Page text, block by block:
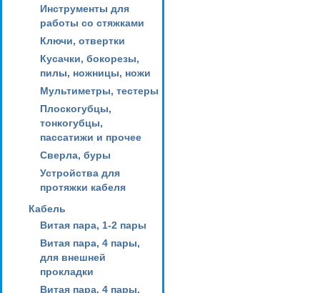
Инструменты для
работы со стяжками
Ключи, отвертки
Кусачки, бокорезы,
пилы, ножницы, ножи
Мультиметры, тестеры
Плоскогубцы,
тонкогубцы,
пассатижи и прочее
Сверла, буры
Устройства для
протяжки кабеля
Кабель
Витая пара, 1-2 пары
Витая пара, 4 пары,
для внешней
прокладки
Витая пара, 4 пары,